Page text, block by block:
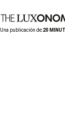
Una publicación de:20